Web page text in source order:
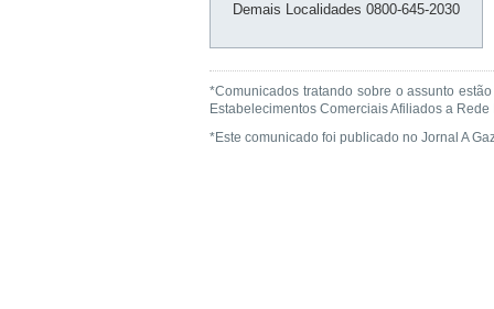
Demais Localidades 0800-645-2030
*Comunicados tratando sobre o assunto
Estabelecimentos Comerciais Afiliados a
*Este comunicado foi publicado no Jornal A